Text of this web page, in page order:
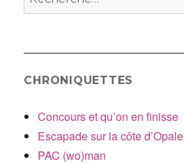
pour
CHRONIQUETTES
Concours et qu’on en finisse
Escapade sur la côte d’Opale
PAC (wo)man